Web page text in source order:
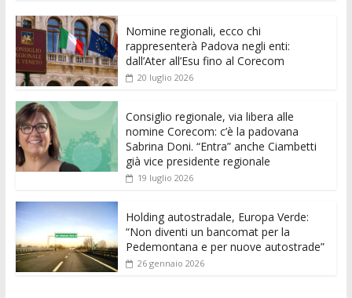
e
b
o
o
k
itt
er l s
A
p
p
ss
e
n
er
di
t
k
e
dI
di
vi
Nomine regionali, ecco chi
rappresenterà Padova negli enti:
dall’Ater all’Esu fino al Corecom
20 luglio 2026
Consiglio regionale, via libera alle
nomine Corecom: c’è la padovana
Sabrina Doni. “Entra” anche Ciambetti
già vice presidente regionale
19 luglio 2026
Holding autostradale, Europa Verde:
“Non diventi un bancomat per la
Pedemontana e per nuove autostrade”
26 gennaio 2026